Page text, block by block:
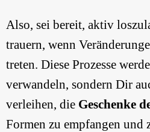
Also, sei bereit, aktiv
trauern, wenn
treten. Diese Prozesse
verwandeln, sondern Dir
verleihen, die Geschenke
Formen zu empfangen und